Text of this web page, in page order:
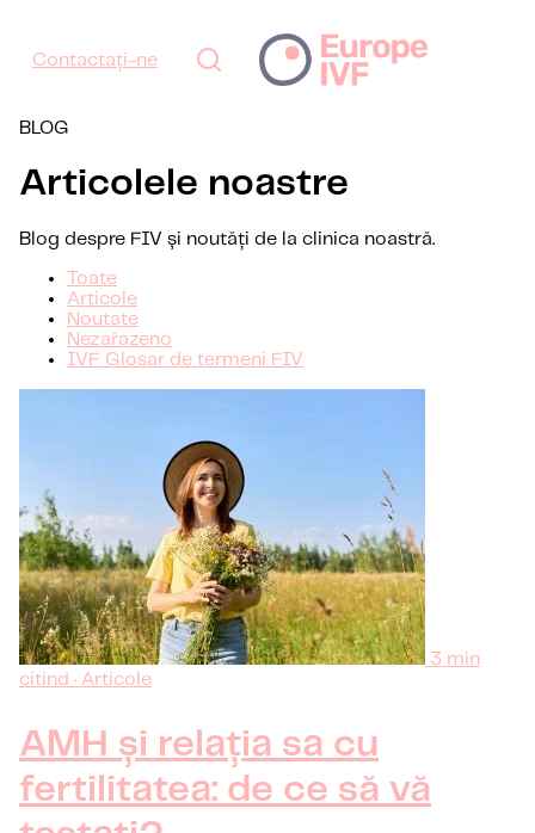
Contactați-ne
BLOG
Articolele noastre
Blog despre FIV și noutăți de la clinica noastră.
Toate
Articole
Noutate
Nezařazeno
IVF Glosar de termeni FIV
3 min
citind · Articole
AMH și relația sa cu
fertilitatea: de ce să vă